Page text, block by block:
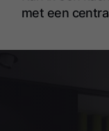
met een